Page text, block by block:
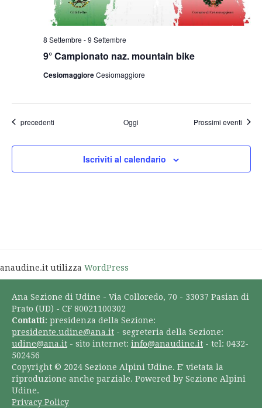
9° Campionato naz. mountain bike
8 Settembre -9 Settembre
CesiomaggioreCesiomaggiore
Eventi
precedenti Oggi Prossimi eventi
Iscriviti al calendario
anaudine.it utilizza WordPress
Ana Sezione di Udine - Via Colloredo, 70 - 33037 Pasian di
Prato (UD) - CF 80021100302
Contatti: presidenza della Sezione:
presidente.udine@ana.it - segreteria della Sezione:
udine@ana.it - sito internet: info@anaudine.it - tel: 0432-
502456
Copyright © 2024 Sezione Alpini Udine. E' vietata la
riproduzione anche parziale. Powered by Sezione Alpini
Udine.
Privacy Policy